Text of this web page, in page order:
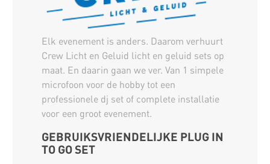
Elk evenement is anders. Daarom verhuurt
Crew Licht en Geluid licht en geluid sets op
maat. En daarin gaan we ver. Van 1 simpele
microfoon voor de hobby tot een
professionele dj set of complete installatie
voor een groot evenement.
GEBRUIKSVRIENDELIJKE PLUG IN
TO GO SET